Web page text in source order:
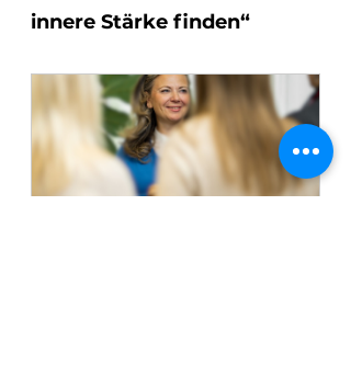
innere Stärke finden“